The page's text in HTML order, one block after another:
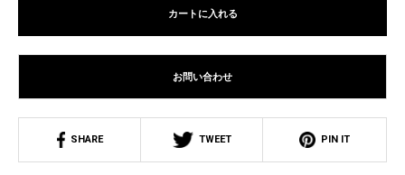
カートに入れる
お問い合わせ
SHARE TWEET PIN IT